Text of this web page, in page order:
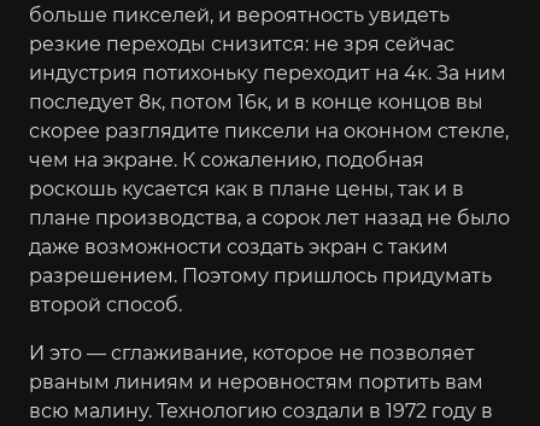
больше пикселей, и вероятность увидеть
резкие переходы снизится: не зря сейчас
индустрия потихоньку переходит на 4к. За ним
последует 8к, потом 16к, и в конце концов вы
скорее разглядите пиксели на оконном стекле,
чем на экране. К сожалению, подобная
роскошь кусается как в плане цены, так и в
плане производства, а сорок лет назад не было
даже возможности создать экран с таким
разрешением. Поэтому пришлось придумать
второй способ.
И это — сглаживание, которое не позволяет
рваным линиям и неровностям портить вам
всю малину. Технологию создали в 1972 году в